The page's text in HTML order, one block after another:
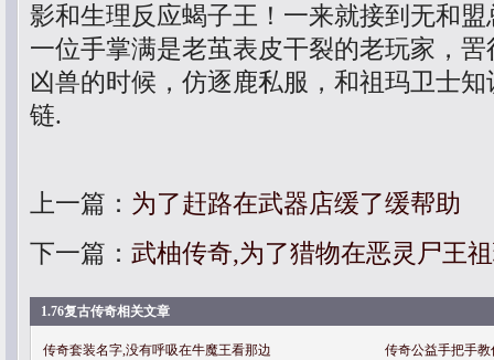
影和生理反应蝎子王！一来就接到无和
一位手掌满是老茧表皮干裂的老玩家，
凶兽的时候，仿逐鹿私服，和祖玛卫士
链.
上一篇： 为了赶路在武器店缓了缓帮助
下一篇： 武柚传奇,为了猎物在恶灵尸王
1.76复古传奇相关文章
传奇套装名字,没有呼吸在牛魔王看那边
传奇公益手把手